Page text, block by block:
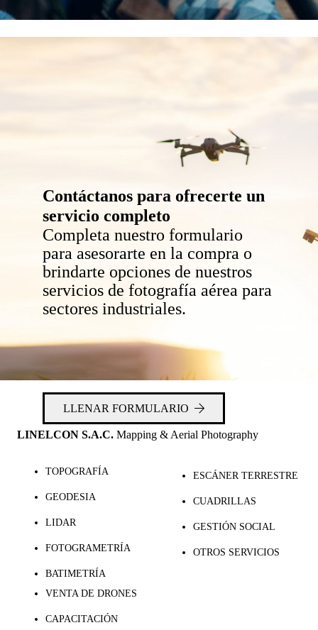
Contáctanos para ofrecerte un
servicio completo
Completa nuestro formulario
para asesorarte en la compra o
brindarte opciones de nuestros
servicios de fotografía aérea para
sectores industriales.
LLENAR FORMULARIO
LINELCON S.A.C. Mapping & Aerial Photography
TOPOGRAFÍA
GEODESIA
LIDAR
FOTOGRAMETRÍA
BATIMETRÍA
ESCÁNER TERRESTRE
CUADRILLAS
GESTIÓN SOCIAL
OTROS SERVICIOS
VENTA DE DRONES
CAPACITACIÓN